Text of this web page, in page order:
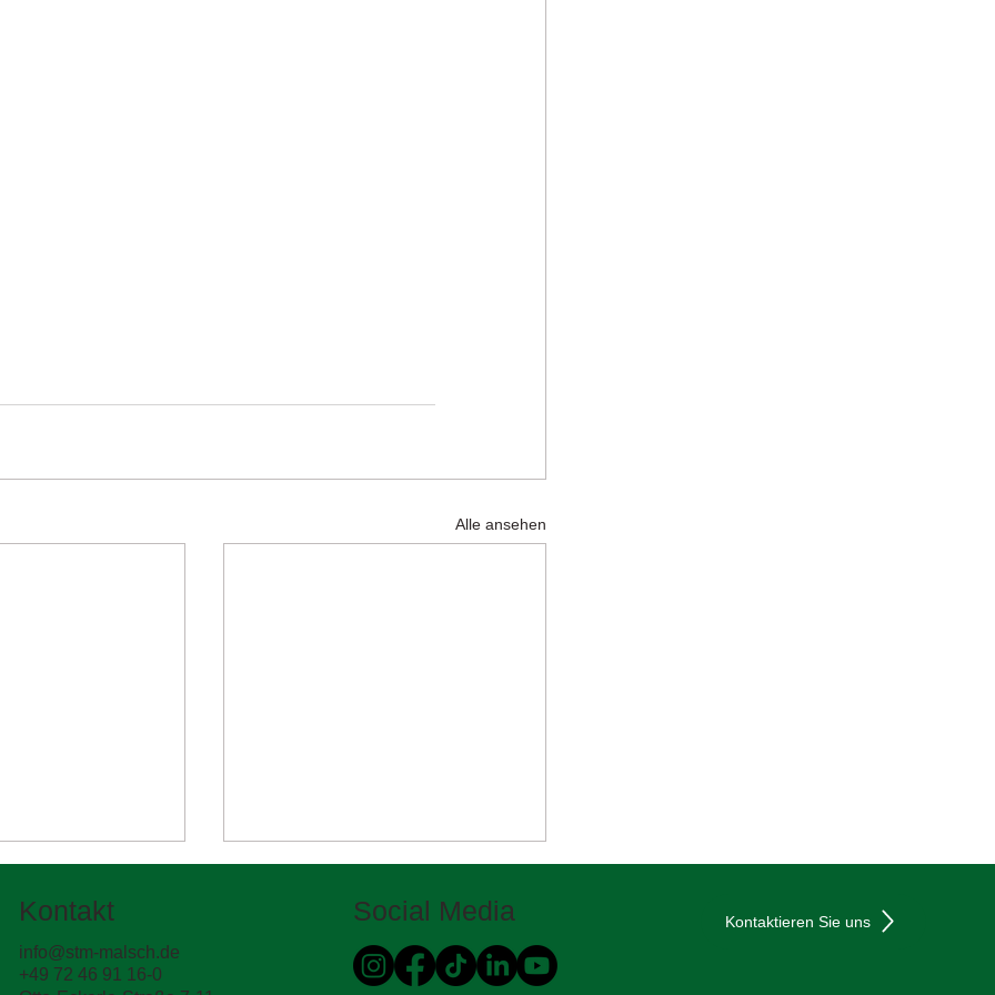
Alle ansehen
Kontakt
info@stm-malsch.de
+49 72 46 91 16-0
Social Media Kontaktieren Sie uns